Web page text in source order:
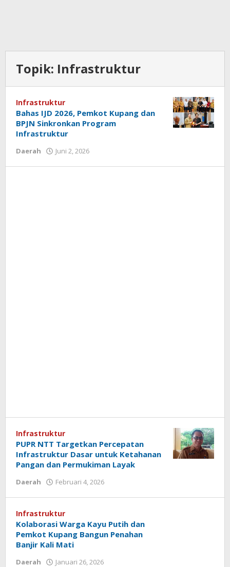
Topik: Infrastruktur
Infrastruktur
Bahas IJD 2026, Pemkot Kupang dan
BPJN Sinkronkan Program
Infrastruktur
Daerah Juni 2, 2026
Tu@mes
Infrastruktur
PUPR NTT Targetkan Percepatan
Infrastruktur Dasar untuk Ketahanan
Pangan dan Permukiman Layak
Daerah Februari 4, 2026
Tu@mes
Infrastruktur
Kolaborasi Warga Kayu Putih dan
Pemkot Kupang Bangun Penahan
Banjir Kali Mati
Daerah Januari 26, 2026